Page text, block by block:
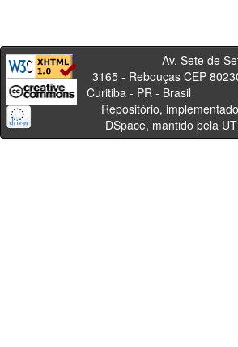
Av. Sete de
3165 - Rebouças CEP
Curitiba - PR -
Repositório,
DSpace, mantido pela